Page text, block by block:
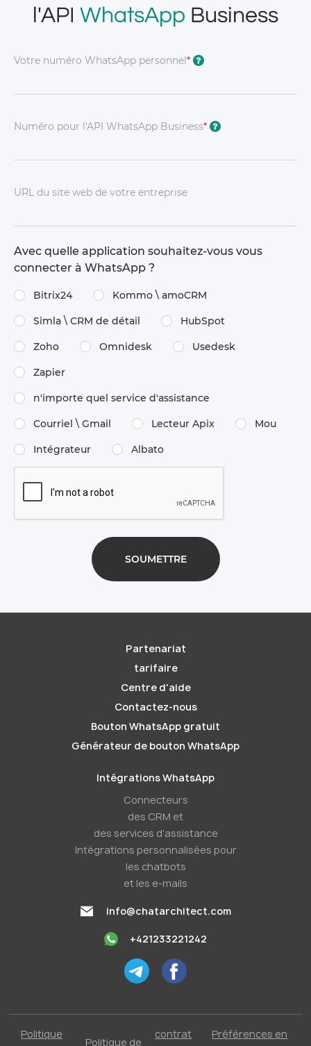
l'API WhatsApp Business
Votre numéro WhatsApp personnel* ?
Numéro pour l'API WhatsApp Business* ?
URL du site web de votre entreprise
Avec quelle application souhaitez-vous vous
connecter à WhatsApp ?
Bitrix24 Kommo \​ amoCRM
Simla \​ CRM de détail HubSpot
Zoho Omnidesk Usedesk
Zapier
n'importe quel service d'assistance
Courriel \ Gmail Lecteur Apix Mou
Intégrateur Albato
Partenariat
tarifaire
Centre d'aide
Contactez-nous
Bouton WhatsApp gratuit
Générateur de bouton WhatsApp
Intégrations WhatsApp
Connecteurs
des CRM et
des services d'assistance
Intégrations personnalisées pour
les chatbots
et les e-mails
info@chatarchitect.com
+421233221242
Politique
Politique de
contrat
Préférences en